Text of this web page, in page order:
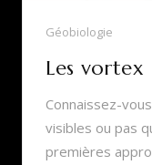
Géobiologie
Les vortex
Connaissez-
visibles ou pas
premières